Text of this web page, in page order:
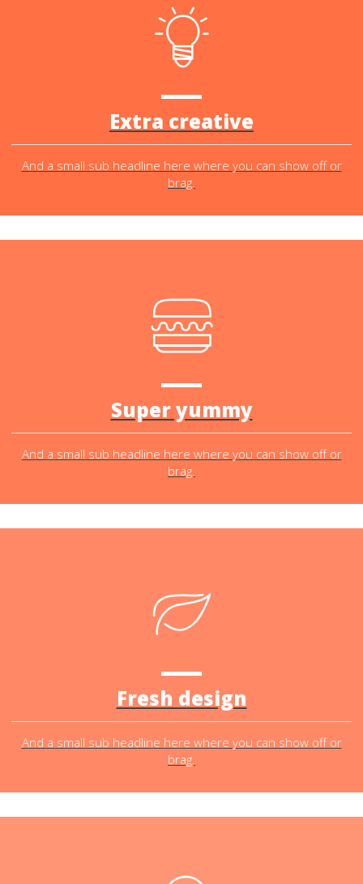
Extra creative
And a small sub headline here where you can show off or
brag.
Super yummy
And a small sub headline here where you can show off or
brag.
Fresh design
And a small sub headline here where you can show off or
brag.